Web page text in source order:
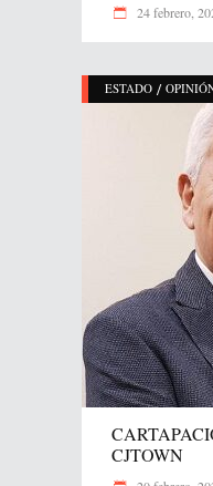
24 febrero,
ESTADO /
CJTOWN